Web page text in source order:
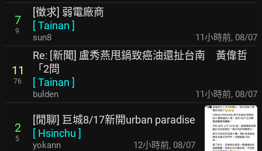
7
9
[徵求] 弱電廠商
[Tainan ]
sun8 11小時前, 08/07
11
76
Re: [新聞] 盧秀燕甩鍋致癌油還扯台南 黃偉哲
「2問
[Tainan ]
bulden 11小時前, 08/07
2
5
[閒聊] 巨城8/17新開urban paradise
[ Hsinchu ]
yokann 12小時前, 08/07